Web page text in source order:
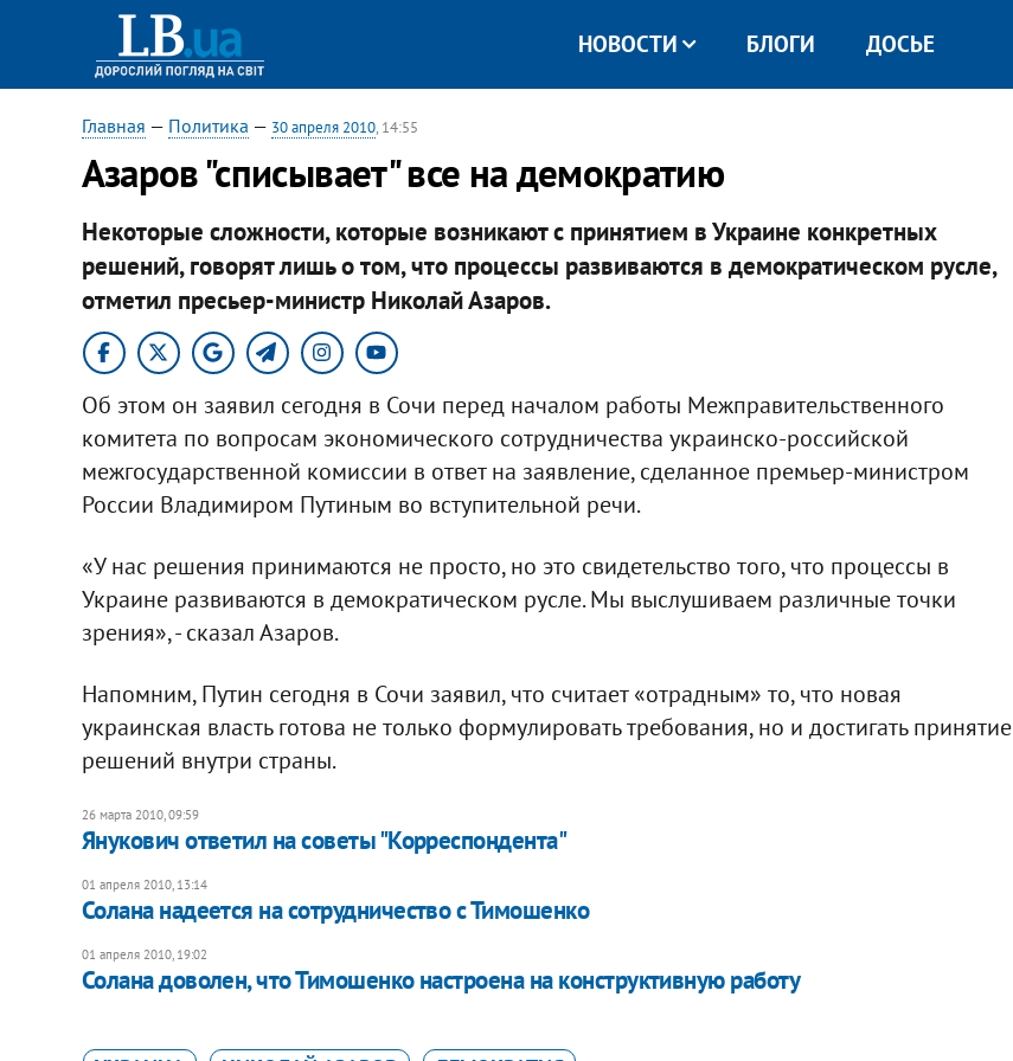
НОВОСТИ БЛОГИ ДОСЬЕ
Главная — Политика — 30 апреля 2010, 14:55
Азаров "списывает" все на демократию
Некоторые сложности, которые возникают с принятием в Украине конкретных
решений, говорят лишь о том, что процессы развиваются в демократическом русле,
отметил пресьер-министр Николай Азаров.
Об этом он заявил сегодня в Сочи перед началом работы Межправительственного
комитета по вопросам экономического сотрудничества украинско-российской
межгосударственной комиссии в ответ на заявление, сделанное премьер-министром
России Владимиром Путиным во вступительной речи.
«У нас решения принимаются не просто, но это свидетельство того, что процессы в
Украине развиваются в демократическом русле. Мы выслушиваем различные точки
зрения», - сказал Азаров.
Напомним, Путин сегодня в Сочи заявил, что считает «отрадным» то, что новая
украинская власть готова не только формулировать требования, но и достигать принятие
решений внутри страны.
26 марта 2010, 09:59
Янукович ответил на советы "Корреспондента"
01 апреля 2010, 13:14
Солана надеется на сотрудничество с Тимошенко
01 апреля 2010, 19:02
Солана доволен, что Тимошенко настроена на конструктивную работу